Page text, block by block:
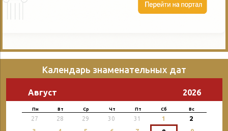
Календарь знаменательных дат
Август 2026
Пн Вт Ср Чт Пт Сб Вс
27 28 29 30 31 1 2